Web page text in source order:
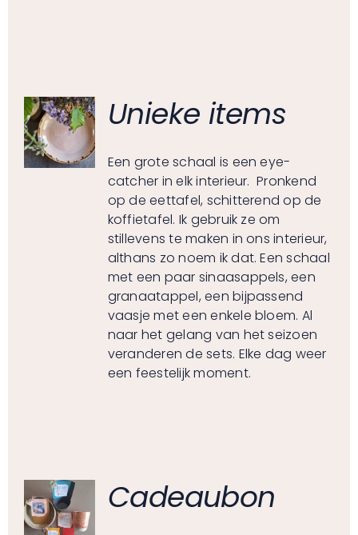
Unieke items
Een grote schaal is een eye-
catcher in elk interieur. Pronkend
op de eettafel, schitterend op de
koffietafel. Ik gebruik ze om
stillevens te maken in ons interieur,
althans zo noem ik dat. Een schaal
met een paar sinaasappels, een
granaatappel, een bijpassend
vaasje met een enkele bloem. Al
naar het gelang van het seizoen
veranderen de sets. Elke dag weer
een feestelijk moment.
Cadeaubon